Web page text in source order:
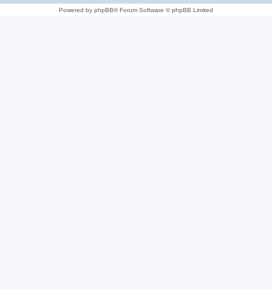
Powered by phpBB® Forum Software © phpBB Limited